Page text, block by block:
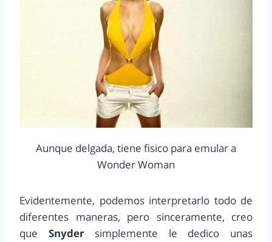
Aunque delgada, tiene fisico para emular a
Wonder Woman
Evidentemente, podemos interpretarlo todo de
diferentes maneras, pero sinceramente, creo
que Snyder simplemente le dedico unas